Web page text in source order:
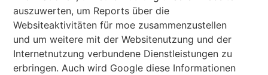
auszuwerten, um Reports über die
Websiteaktivitäten für moe zusammenzustellen
und um weitere mit der Websitenutzung und der
Internetnutzung verbundene Dienstleistungen zu
erbringen. Auch wird Google diese Informationen